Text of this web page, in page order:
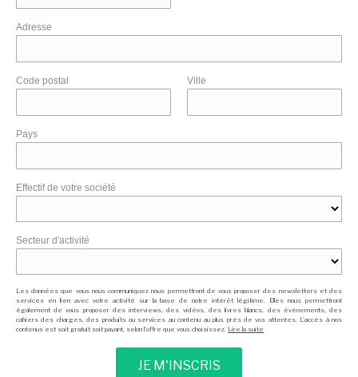
Adresse
Code postal Ville
Pays
Effectif de votre société
Secteur d'activité
Les données que vous nous communiquez nous permettront de vous proposer des newsletters et des
services en lien avec votre activité sur la base de notre intérêt légitime. Elles nous permettront
également de vous proposer des interviews, des vidéos, des livres blancs, des événements, des
cahiers des charges, des produits ou services au contenu au plus près de vos attentes. L'accès à nos
contenus est soit gratuit soit payant, selon l'offre que vous choisissez. Lire la suite